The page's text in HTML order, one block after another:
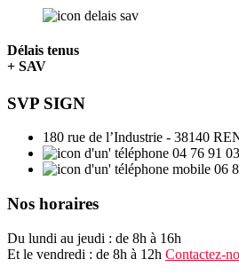
Délais tenus
+ SAV
SVP SIGN
180 rue de l’Industrie - 38140
04 76 91
06
Nos horaires
Du lundi au jeudi : de 8h à 16h
Et le vendredi : de 8h à 12h Contactez-